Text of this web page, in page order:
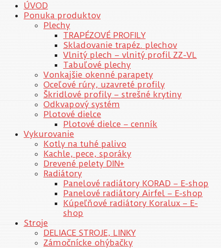
ÚVOD
Ponuka produktov
Plechy
TRAPÉZOVÉ PROFILY
Skladovanie trapéz. plechov
Vlnitý plech – vlnitý profil ZZ-VL
Tabuľové plechy
Vonkajšie okenné parapety
Oceľové rúry, uzavreté profily
Škridlové profily – strešné krytiny
Odkvapový systém
Plotové dielce
Plotové dielce – cenník
Vykurovanie
Kotly na tuhé palivo
Kachle, pece, sporáky
Drevené pelety DIN+
Radiátory
Panelové radiátory KORAD – E-shop
Panelové radiátory Airfel – E-shop
Kúpeľňové radiátory Koralux – E-
shop
Stroje
DELIACE STROJE, LINKY
Zámočnícke ohýbačky